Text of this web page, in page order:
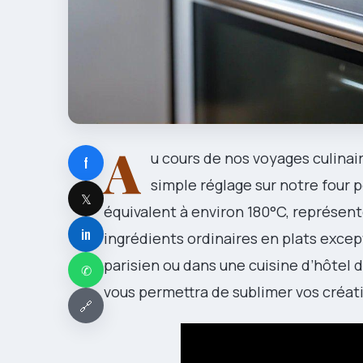
f
𝕏
in
✆
🔗
A u cours de nos voyages
simple réglage sur notre four
équivalent à environ 180°C,
ingrédients ordinaires en plats
parisien ou dans une cuisine
vous permettra de sublimer vos